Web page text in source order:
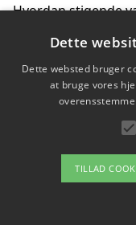
Hvordan stigende
Sådan vælger du
vandreture i
Om /
Dette
Dette websted bruger
at bruge vores
TILLAD